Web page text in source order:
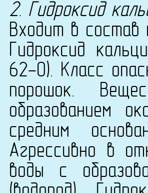
2. Гидроксид
Входит в состав
Гидроксид
62-0). Класс
порошок.
образованием
средним
Агрессивно в
воды с